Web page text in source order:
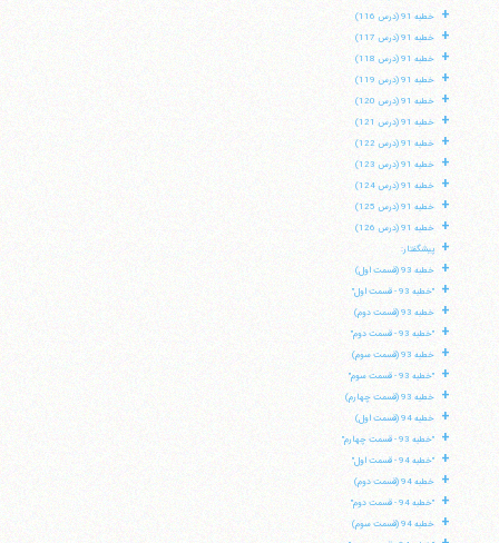
+ خطبه 91 (درس 116)
+ خطبه 91 (درس 117)
+ خطبه 91 (درس 118)
+ خطبه 91 (درس 119)
+ خطبه 91 (درس 120)
+ خطبه 91 (درس 121)
+ خطبه 91 (درس 122)
+ خطبه 91 (درس 123)
+ خطبه 91 (درس 124)
+ خطبه 91 (درس 125)
+ خطبه 91 (درس 126)
+ پیشگفتار:
+ خطبه 93 (قسمت اول)
+ "خطبه 93 - قسمت اول"
+ خطبه 93 (قسمت دوم)
+ "خطبه 93 - قسمت دوم"
+ خطبه 93 (قسمت سوم)
+ "خطبه 93 - قسمت سوم"
+ خطبه 93 (قسمت چهارم)
+ خطبه 94 (قسمت اول)
+ "خطبه 93 - قسمت چهارم"
+ "خطبه 94 - قسمت اول"
+ خطبه 94 (قسمت دوم)
+ "خطبه 94 - قسمت دوم"
+ خطبه 94 (قسمت سوم)